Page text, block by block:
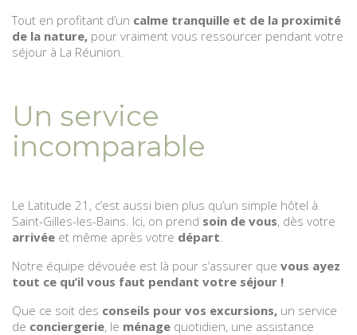
Tout en profitant d’un calme tranquille et de la proximité
de la nature, pour vraiment vous ressourcer pendant votre
séjour à La Réunion.
Un service
incomparable
Le Latitude 21, c’est aussi bien plus qu’un simple hôtel à
Saint-Gilles-les-Bains. Ici, on prend soin de vous, dès votre
arrivée et même après votre départ
Notre équipe dévouée est là pour s’assurer que vous ayez
tout ce qu’il vous faut pendant votre séjour !
Que ce soit des conseils pour vos excursions, un service
de conciergerie, le ménage quotidien, une assistance